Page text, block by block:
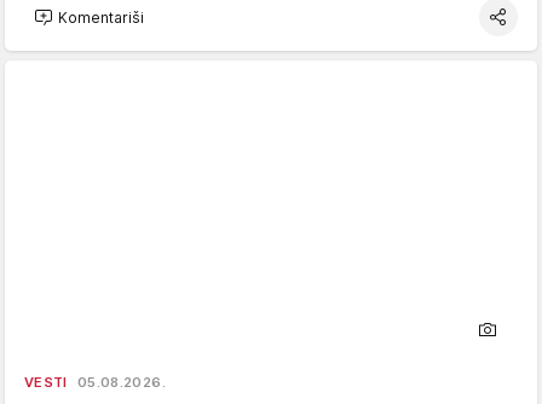
Komentariši
VESTI 05.08.2026.